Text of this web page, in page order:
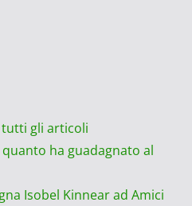
tutti gli articoli
quanto ha guadagnato al
Isobel Kinnear ad Amici